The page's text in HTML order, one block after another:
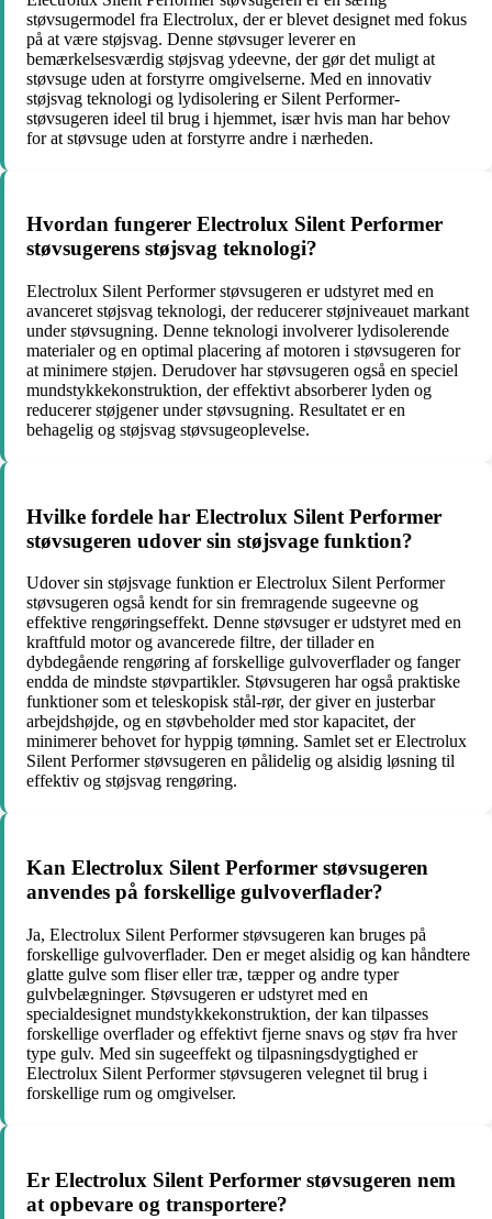
støvsugermodel fra Electrolux, der er blevet designet med fokus
på at være støjsvag. Denne støvsuger leverer en
bemærkelsesværdig støjsvag ydeevne, der gør det muligt at
støvsuge uden at forstyrre omgivelserne. Med en innovativ
støjsvag teknologi og lydisolering er Silent Performer-
støvsugeren ideel til brug i hjemmet, især hvis man har behov
for at støvsuge uden at forstyrre andre i nærheden.
Hvordan fungerer Electrolux Silent Performer
støvsugerens støjsvag teknologi?
Electrolux Silent Performer støvsugeren er udstyret med en
avanceret støjsvag teknologi, der reducerer støjniveauet markant
under støvsugning. Denne teknologi involverer lydisolerende
materialer og en optimal placering af motoren i støvsugeren for
at minimere støjen. Derudover har støvsugeren også en speciel
mundstykkekonstruktion, der effektivt absorberer lyden og
reducerer støjgener under støvsugning. Resultatet er en
behagelig og støjsvag støvsugeoplevelse.
Hvilke fordele har Electrolux Silent Performer
støvsugeren udover sin støjsvage funktion?
Udover sin støjsvage funktion er Electrolux Silent Performer
støvsugeren også kendt for sin fremragende sugeevne og
effektive rengøringseffekt. Denne støvsuger er udstyret med en
kraftfuld motor og avancerede filtre, der tillader en
dybdegående rengøring af forskellige gulvoverflader og fanger
endda de mindste støvpartikler. Støvsugeren har også praktiske
funktioner som et teleskopisk stål-rør, der giver en justerbar
arbejdshøjde, og en støvbeholder med stor kapacitet, der
minimerer behovet for hyppig tømning. Samlet set er Electrolux
Silent Performer støvsugeren en pålidelig og alsidig løsning til
effektiv og støjsvag rengøring.
Kan Electrolux Silent Performer støvsugeren
anvendes på forskellige gulvoverflader?
Ja, Electrolux Silent Performer støvsugeren kan bruges på
forskellige gulvoverflader. Den er meget alsidig og kan håndtere
glatte gulve som fliser eller træ, tæpper og andre typer
gulvbelægninger. Støvsugeren er udstyret med en
specialdesignet mundstykkekonstruktion, der kan tilpasses
forskellige overflader og effektivt fjerne snavs og støv fra hver
type gulv. Med sin sugeeffekt og tilpasningsdygtighed er
Electrolux Silent Performer støvsugeren velegnet til brug i
forskellige rum og omgivelser.
Er Electrolux Silent Performer støvsugeren nem
at opbevare og transportere?